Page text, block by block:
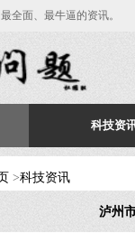
全面、最牛逼的资讯。
科技资
>科技资讯
泸州